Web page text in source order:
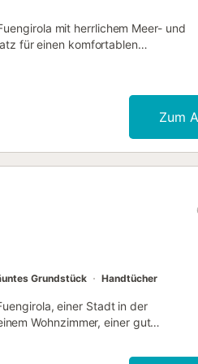
mit herrlichem Meer- und
für einen komfortablen
Meerblick. Eine zweite Terrasse
Etage: Fünf Schlafzimmer und
direktem Zugang zum Pool sowie
Öffentliche
Veranstaltungen und
Zum
Grundstück Handtücher
einer Stadt in der
Wohnzimmer, einer gut
(für Videoanrufe geeignet), eine